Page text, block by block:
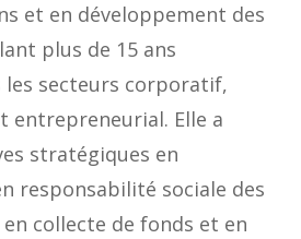
et en développement des
plus de 15 ans
les secteurs corporatif,
entrepreneurial. Elle a
stratégiques en
responsabilité sociale des
en collecte de fonds et en